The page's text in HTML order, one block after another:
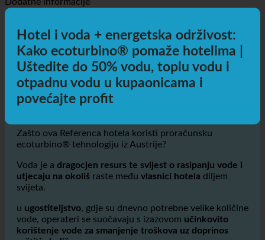
Hotel i voda + energetska održivost:
Kako ecoturbino® pomaže hotelima |
Uštedite do 50% vodu, toplu vodu i
otpadnu vodu u kupaonicama i
povećajte profit
Zašto ova Referenca hotela koristi proračunsku
ecoturbino® tehnologiju iz Austrije?
utjecaju na okolišraste među vlasnici hoteladiljem
svijeta.
vode, operateri se suočavaju s izazovomučinkovito
korištenje vode za smanjenje troškova uz doprinos
zaštiti okoliša.